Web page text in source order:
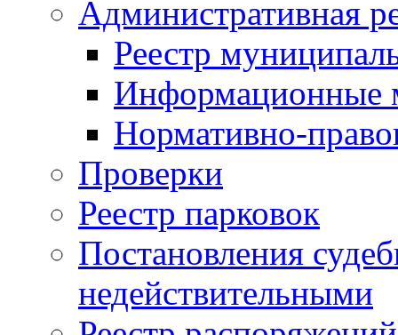
Административная
Реестр
Информационные
Нормативно-
Проверки
Реестр парковок
Постановления
недействительными